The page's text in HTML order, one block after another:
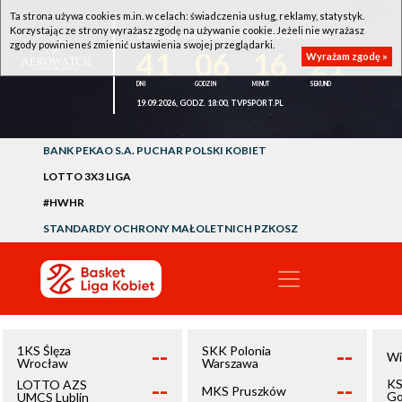
1KS ŚLĘZA WROCŁAW - LOTTO AZS UMCS LUBLIN
21
19.09.2026, GODZ. 18:00, TVPSPORT.PL
BANK PEKAO S.A. PUCHAR POLSKI KOBIET
LOTTO 3X3 LIGA
#HWHR
STANDARDY OCHRONY MAŁOLETNICH PZKOSZ
1KS Ślęza
Wrocław
--
LOTTO AZS
UMCS Lublin
--
SKK Polonia
Warszawa
--
MKS Pruszków --
Ta strona używa cookies m.in. w celach: świadczenia usług, reklamy, statystyk.
Korzystając ze strony wyrażasz zgodę na używanie cookie. Jeżeli nie wyrażasz
zgody powinieneś zmienić ustawienia swojej przeglądarki.
Wyrażam zgodę »